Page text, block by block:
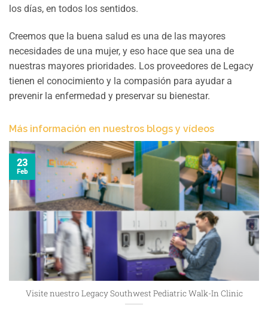
los días, en todos los sentidos.
Creemos que la buena salud es una de las mayores
necesidades de una mujer, y eso hace que sea una de
nuestras mayores prioridades. Los proveedores de Legacy
tienen el conocimiento y la compasión para ayudar a
prevenir la enfermedad y preservar su bienestar.
Más información en nuestros blogs y vídeos
Visite nuestro Legacy Southwest Pediatric Walk-In Clinic
23
Feb